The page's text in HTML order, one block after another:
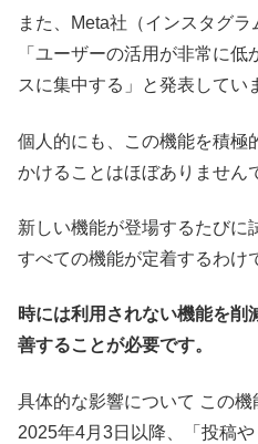
また、Meta社（インスタグラ
「ユーザーの活用が非常に
スに集中する」と発表してい
個人的にも、この機能を積極
かけることはほぼありません
新しい機能が登場するたびに
すべての機能が定着するわけ
時には利用されない機能を削
善することが必要です。
具体的な影響について この機
2025年4月3日以降、「投稿